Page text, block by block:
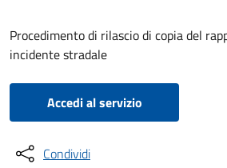
Procedimento di rilascio di copia del
incidente stradale
Accedi al servizio
Condividi